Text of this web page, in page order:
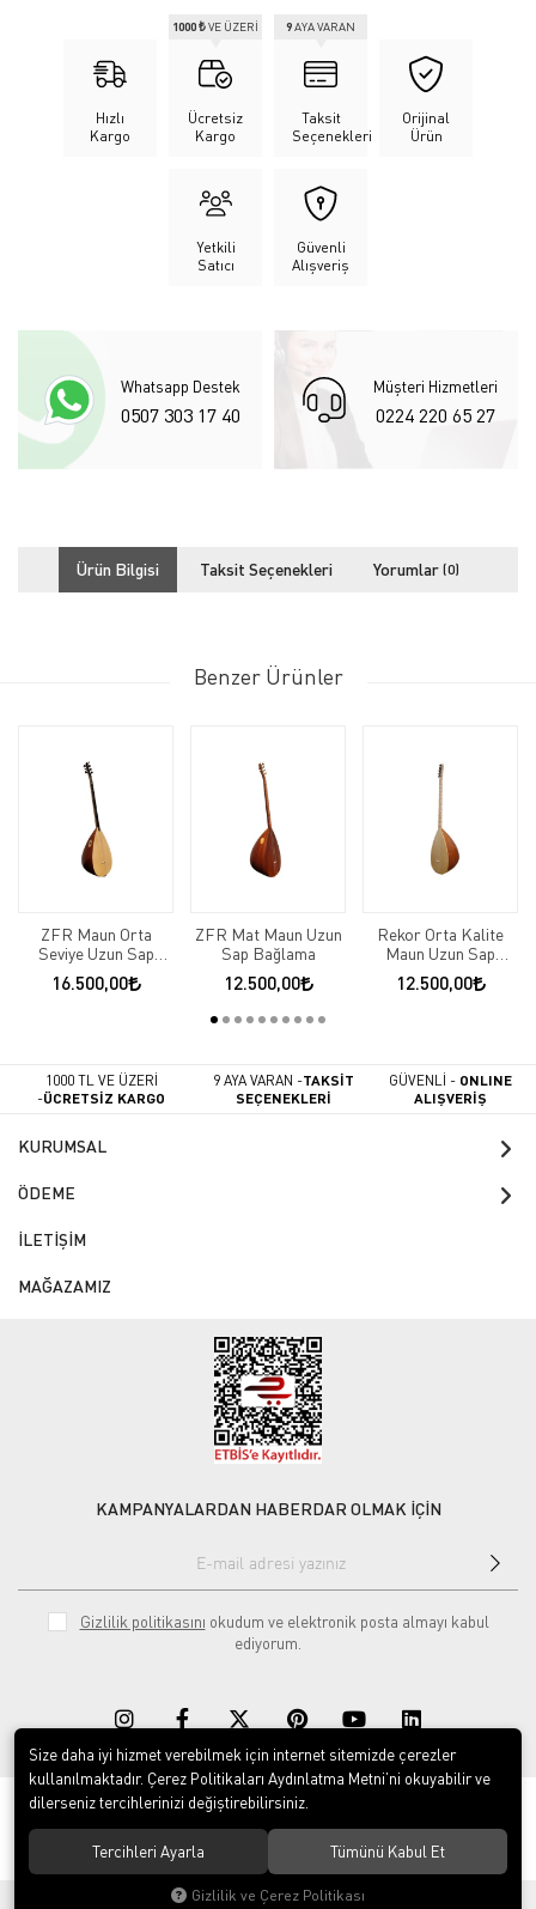
Hızlı
Kargo
Ücretsiz
Kargo
1000 ₺VE ÜZERİ
Taksit
Seçenekleri
9AYA VARAN
Orijinal
Ürün
Yetkili
Satıcı
Güvenli
Alışveriş
Whatsapp Destek
0507 303 17 40
Müşteri Hizmetleri
0224 220 65 27
Ürün Bilgisi Taksit Seçenekleri Yorumlar (0)
Benzer Ürünler
ZFR Maun Orta
Seviye Uzun Sap
Bağlama
16.500,00
ZFR Mat Maun Uzun
Sap Bağlama
12.500,00
Rekor Orta Kalite
Maun Uzun Sap
Bağlama
12.500,00
1000 TL VE ÜZERİ
-ÜCRETSİZ KARGO
9 AYA VARAN -TAKSİT
SEÇENEKLERİ
GÜVENLİ - ONLINE
ALIŞVERİŞ
KURUMSAL
ÖDEME
İLETİŞİM
MAĞAZAMIZ
KAMPANYALARDAN HABERDAR OLMAK İÇİN
Gizlilik politikasını okudum ve elektronik posta almayı kabul
ediyorum.
© 2020Rekor Müzik. Tüm hakları saklıdır.
Yeni Nesil E-Ticaret Sistemleri ile Hazırlanmıştır.
Size daha iyi hizmet verebilmek için internet sitemizde çerezler
kullanılmaktadır. Çerez Politikaları Aydınlatma Metni’ni okuyabilir ve
dilerseniz tercihlerinizi değiştirebilirsiniz.
Tercihleri Ayarla Tümünü Kabul Et
Gizlilik ve Çerez Politikası